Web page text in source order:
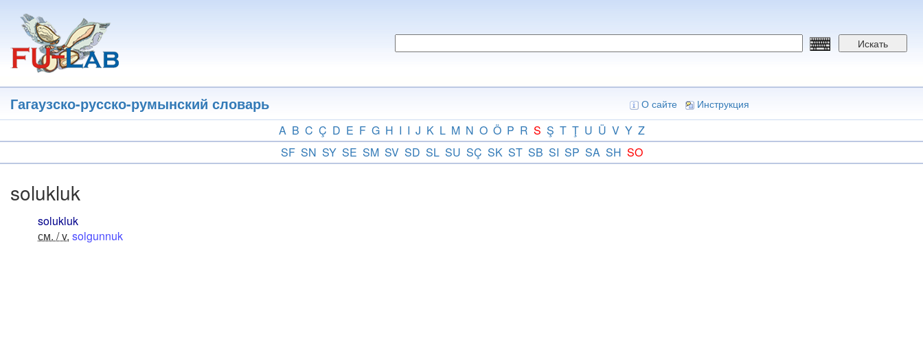
основному
содержанию
Искать
Гагаузско-русско-румынский словарь О сайте Инструкция
A B C Ç D E F G H I I J K L M N O Ö P R S Ş T Ţ U Ü V Y Z
SF SN SY SE SM SV SD SL SU SÇ SK ST SB SI SP SA SH SO
solukluk
solukluk
см. / v. solgunnuk